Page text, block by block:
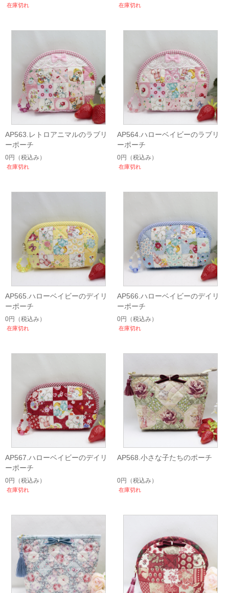
在庫切れ 在庫切れ
AP563.レトロアニマルのラブリ
ーポーチ
0円 （税込み）
在庫切れ
AP564.ハローベイビーのラブリ
ーポーチ
0円 （税込み）
在庫切れ
AP565.ハローベイビーのデイリ
ーポーチ
0円 （税込み）
在庫切れ
AP566.ハローベイビーのデイリ
ーポーチ
0円 （税込み）
在庫切れ
AP567.ハローベイビーのデイリ
ーポーチ
0円 （税込み）
在庫切れ
AP568.小さな子たちのポーチ
0円 （税込み）
在庫切れ